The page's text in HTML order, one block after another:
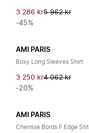
3 286 kr5 962 kr
-45%
AMI PARIS
Boxy Long Sleeves Shirt
3 250 kr4 062 kr
-20%
AMI PARIS